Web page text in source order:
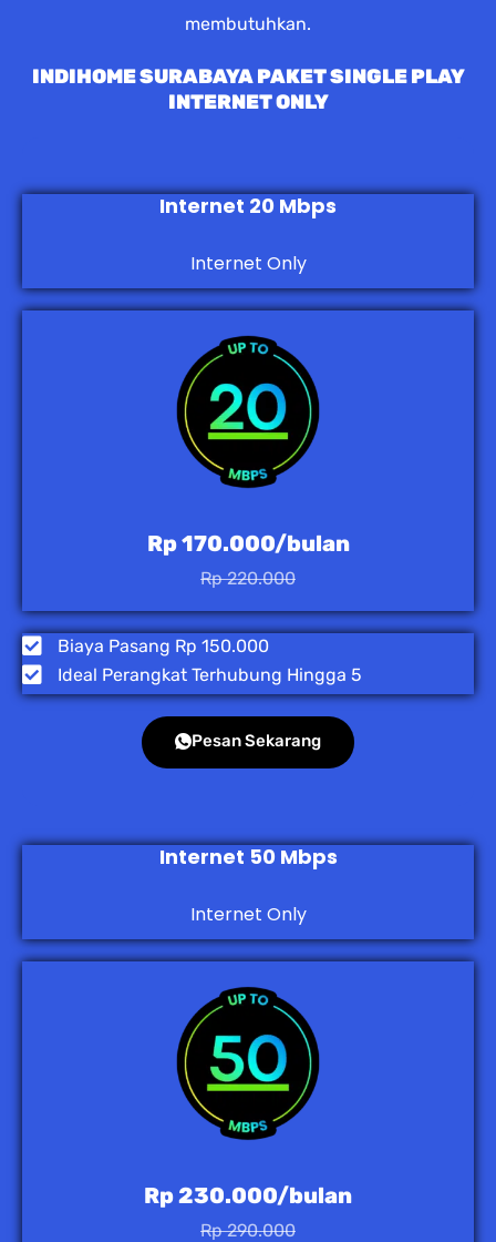
membutuhkan.
INDIHOME SURABAYA PAKET SINGLE PLAY
INTERNET ONLY
Internet 20 Mbps
Internet Only
Rp 170.000/bulan
Rp 220.000
Biaya Pasang Rp 150.000
Ideal Perangkat Terhubung Hingga 5
Pesan Sekarang
Internet 50 Mbps
Internet Only
Rp 230.000/bulan
Rp 290.000